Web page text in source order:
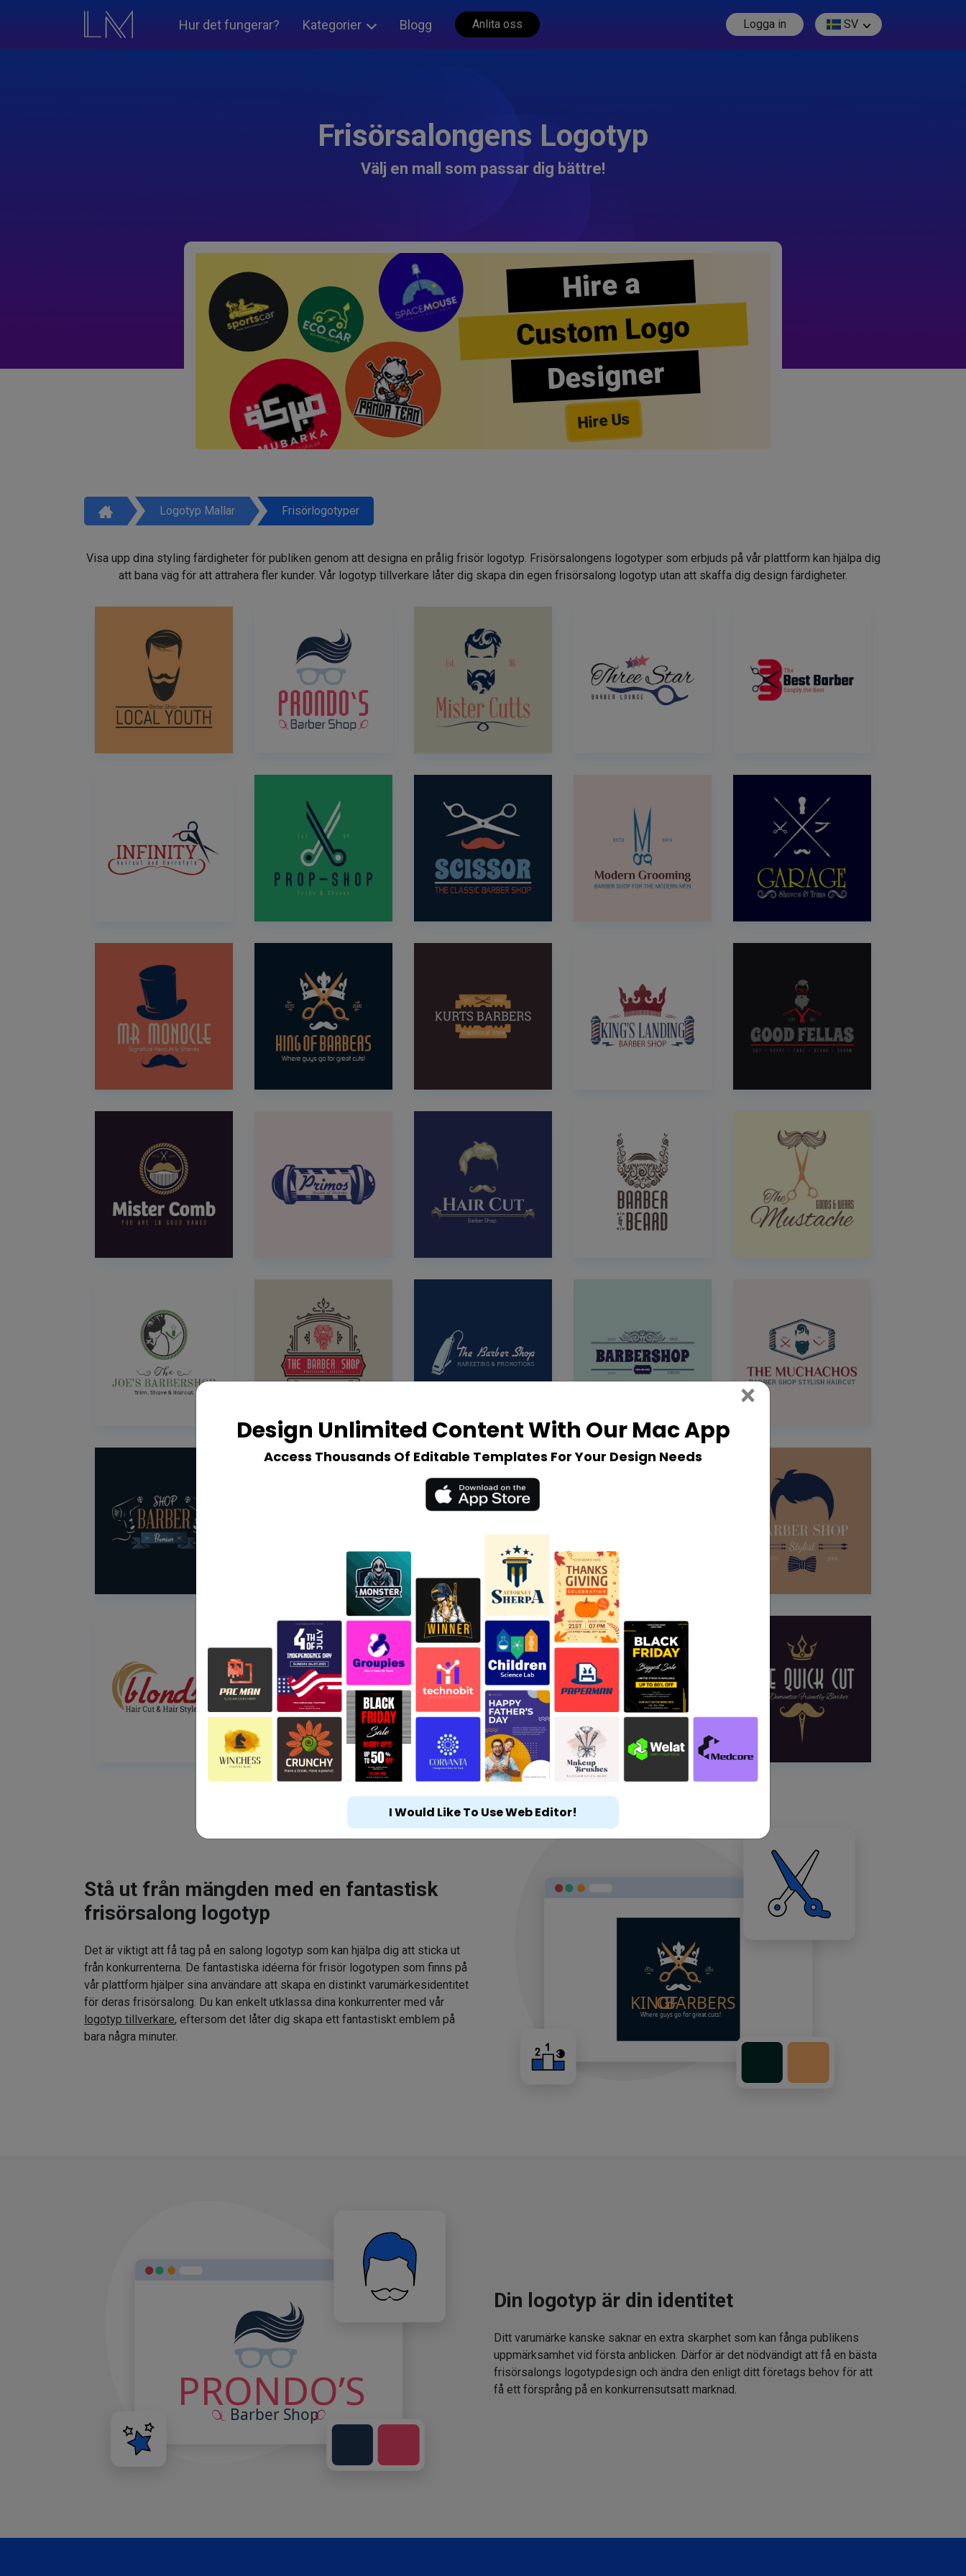
Hur det fungerar? Kategorier Blogg Anlita oss Logga in SV
Frisörsalongens Logotyp
Välj en mall som passar dig bättre!
Hire a
Custom Logo
Designer
Hire Us
Logotyp Mallar Frisörlogotyper
Visa upp dina styling färdigheter för publiken genom att designa en prålig frisör logotyp. Frisörsalongens logotyper som erbjuds på vår plattform kan hjälpa dig
att bana väg för att attrahera fler kunder. Vår logotyp tillverkare låter dig skapa din egen frisörsalong logotyp utan att skaffa dig design färdigheter.
Stå ut från mängden med en fantastisk
frisörsalong logotyp
Det är viktigt att få tag på en salong logotyp som kan hjälpa dig att sticka ut
från konkurrenterna. De fantastiska idéerna för frisör logotypen som finns på
vår plattform hjälper sina användare att skapa en distinkt varumärkesidentitet
för deras frisörsalong. Du kan enkelt utklassa dina konkurrenter med vår
logotyp tillverkare, eftersom det låter dig skapa ett fantastiskt emblem på
bara några minuter.
Din logotyp är din identitet
Ditt varumärke kanske saknar en extra skarphet som kan fånga publikens
uppmärksamhet vid första anblicken. Därför är det nödvändigt att få en bästa
frisörsalongs logotypdesign och ändra den enligt ditt företags behov för att
få ett försprång på en konkurrensutsatt marknad.
Design Unlimited Content With Our Mac App
Access Thousands Of Editable Templates For Your Design Needs
× Close
I Would Like To Use Web Editor!